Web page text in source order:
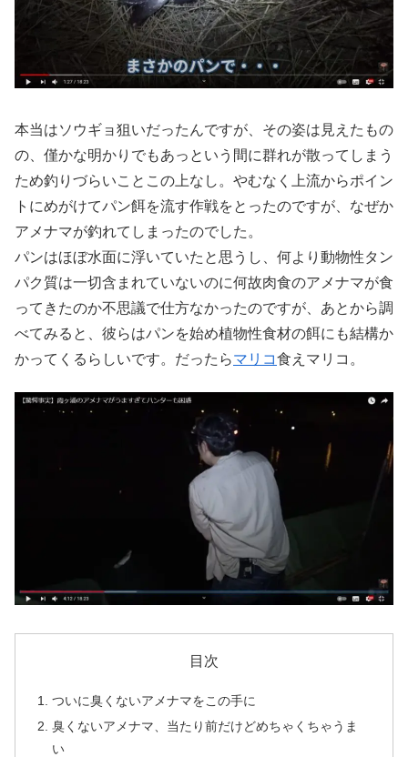
本当はソウギョ狙いだったんですが、その姿は見えたもの
の、僅かな明かりでもあっという間に群れが散ってしまう
ため釣りづらいことこの上なし。やむなく上流からポイン
トにめがけてパン餌を流す作戦をとったのですが、なぜか
アメナマが釣れてしまったのでした。
パンはほぼ水面に浮いていたと思うし、何より動物性タン
パク質は一切含まれていないのに何故肉食のアメナマが食
ってきたのか不思議で仕方なかったのですが、あとから調
べてみると、彼らはパンを始め植物性食材の餌にも結構か
かってくるらしいです。だったらマリコ食えマリコ。
目次
ついに臭くないアメナマをこの手に
臭くないアメナマ、当たり前だけどめちゃくちゃうま
い